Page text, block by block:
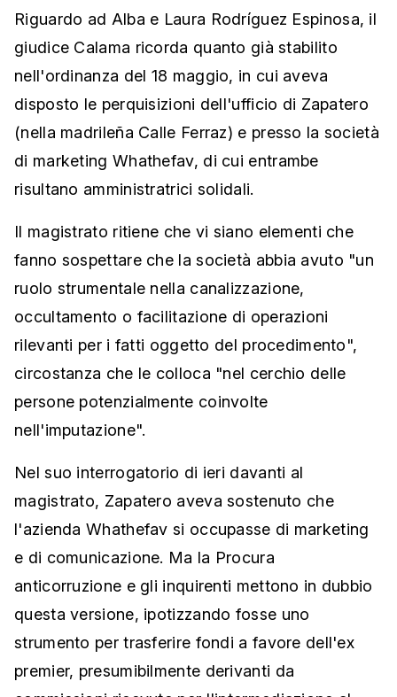
Riguardo ad Alba e Laura Rodríguez Espinosa, il
giudice Calama ricorda quanto già stabilito
nell'ordinanza del 18 maggio, in cui aveva
disposto le perquisizioni dell'ufficio di Zapatero
(nella madrileña Calle Ferraz) e presso la società
di marketing Whathefav, di cui entrambe
risultano amministratrici solidali.
Il magistrato ritiene che vi siano elementi che
fanno sospettare che la società abbia avuto "un
ruolo strumentale nella canalizzazione,
occultamento o facilitazione di operazioni
rilevanti per i fatti oggetto del procedimento",
circostanza che le colloca "nel cerchio delle
persone potenzialmente coinvolte
nell'imputazione".
Nel suo interrogatorio di ieri davanti al
magistrato, Zapatero aveva sostenuto che
l'azienda Whathefav si occupasse di marketing
e di comunicazione. Ma la Procura
anticorruzione e gli inquirenti mettono in dubbio
questa versione, ipotizzando fosse uno
strumento per trasferire fondi a favore dell'ex
premier, presumibilmente derivanti da